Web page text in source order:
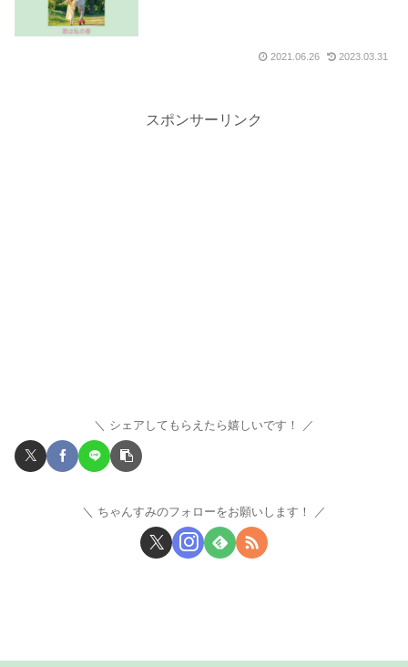
2021.06.26 2023.03.31
スポンサーリンク
シェアしてもらえたら嬉しいです！
ちゃんすみのフォローをお願いします！